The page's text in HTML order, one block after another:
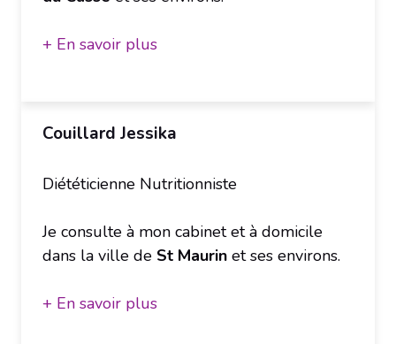
+ En savoir plus
Couillard Jessika
Diététicienne Nutritionniste
Je consulte à mon cabinet et à domicile
dans la ville de St Maurin et ses environs.
+ En savoir plus